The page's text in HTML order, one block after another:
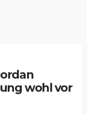
wohl vor